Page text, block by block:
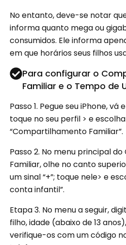
No entanto, deve-se notar
informa quanto mega ou
consumidos. Ele informa
em que horários seus filhos
Para configurar o
Familiar e o Tempo de
Passo 1. Pegue seu iPhone, vá
toque no seu perfil > e
“Compartilhamento Familiar”.
Passo 2. No menu principal
Familiar, olhe no canto
um sinal “+”; toque nele> e
conta infantil”.
Etapa 3. No menu a seguir,
filho, idade (abaixo de 13
verifique-os com um código